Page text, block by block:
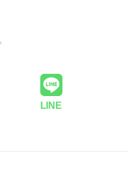
LINE